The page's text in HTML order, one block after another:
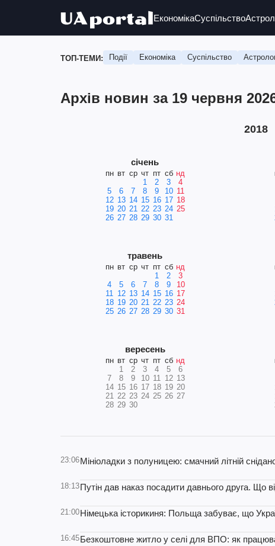
ЕкономікаСуспільство
ТОП-ТЕМИ: Події Економіка Суспільство
Архів новин за 19 червня
2018
січень
пн вт ср чт пт сб нд
1
2 3
4
5
6 7 8 9 10 11
12 13 14 15 16 17 18
19 20 21 22 23 24 25
26 27 28 29 30 31
травень
пн вт ср чт пт сб нд
1
2
3
4
5 6 7 8 9
10
11 12 13 14 15 16 17
18 19 20 21 22 23 24
25 26 27 28 29 30 31
вересень
пн вт ср чт пт сб нд
1
2 3 4 5
6
7
8 9 10 11 12 13
14 15 16 17 18 19 20
21 22 23 24 25 26 27
28 29 30
23:06Мініоладки з полуницею: смачний літній
18:13Путін дав наказ посадити давнього друга. Що
21:00Німецька історикиня: Польща забуває, що
16:45Безкоштовне житло у селі для ВПО: як